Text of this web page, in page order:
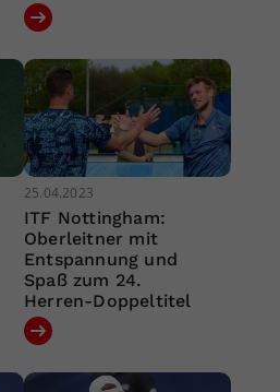
25.04.2023
ITF Nottingham:
Oberleitner mit
Entspannung und
Spaß zum 24.
Herren-Doppeltitel